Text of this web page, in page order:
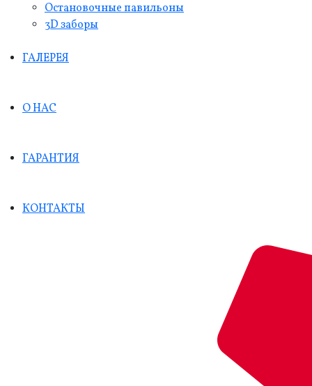
Остановочные павильоны
3D заборы
ГАЛЕРЕЯ
О НАС
ГАРАНТИЯ
КОНТАКТЫ